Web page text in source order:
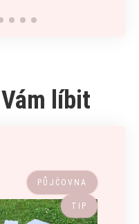
líbit
PŮJČOVNA
TIP